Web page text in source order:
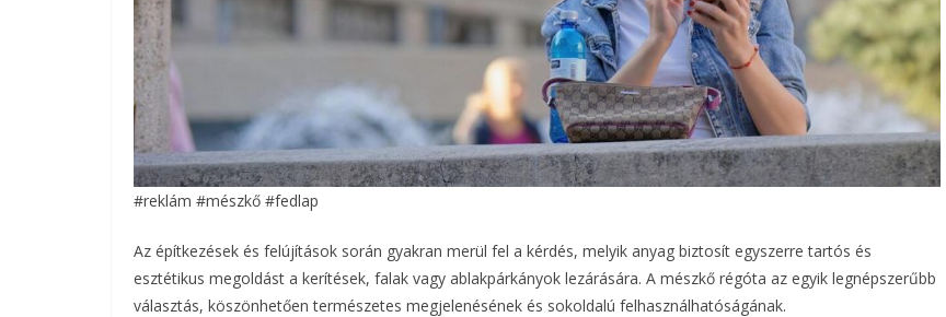
#reklám #mészkő #fedlap
Az építkezések és felújítások során gyakran merül fel a kérdés, melyik anyag biztosít egyszerre tartós és
esztétikus megoldást a kerítések, falak vagy ablakpárkányok lezárására. A mészkő régóta az egyik legnépszerűbb
választás, köszönhetően természetes megjelenésének és sokoldalú felhasználhatóságának.